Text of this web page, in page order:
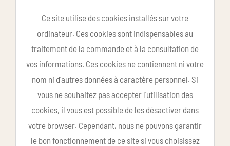
Ce site utilise des cookies installés sur votre
ordinateur. Ces cookies sont indispensables au
traitement de la commande et à la consultation de
vos informations. Ces cookies ne contiennent ni votre
nom ni d'autres données à caractère personnel. Si
vous ne souhaitez pas accepter l'utilisation des
cookies, il vous est possible de les désactiver dans
votre browser. Cependant, nous ne pouvons garantir
le bon fonctionnement de ce site si vous choisissez